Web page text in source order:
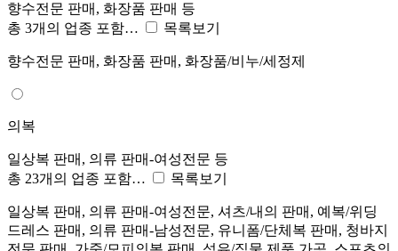
향수전문 판매, 화장품 판매 등
총 3개의 업종 포함…
목록보기
향수전문 판매, 화장품 판매, 화장품/비누/세정제
의복
일상복 판매, 의류 판매-여성전문 등
총 23개의 업종 포함…
목록보기
일상복 판매, 의류 판매-여성전문, 셔츠/내의 판매, 예복/위딩
드레스 판매, 의류 판매-남성전문, 유니폼/단체복 판매, 청바지